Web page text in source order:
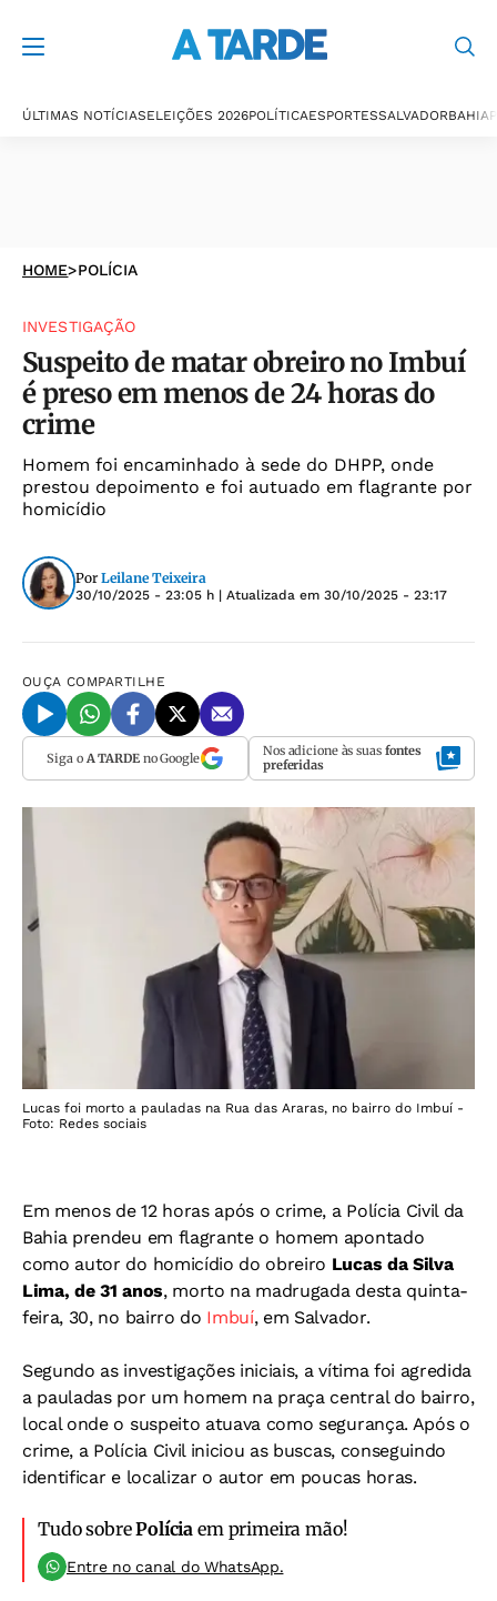
ÚLTIMAS NOTÍCIASELEIÇÕES 2026POLÍTICAESPORTESSALVADORBAHIA
HOME>POLÍCIA
INVESTIGAÇÃO
Suspeito de matar obreiro no Imbuí
é preso em menos de 24 horas do
crime
Homem foi encaminhado à sede do DHPP, onde
prestou depoimento e foi autuado em flagrante por
homicídio
Por Leilane Teixeira
30/10/2025 - 23:05 h | Atualizada em 30/10/2025 - 23:17
OUÇA COMPARTILHE
Siga o A TARDEno Google Nos adicione às suas fontes
preferidas
Lucas foi morto a pauladas na Rua das Araras, no bairro do Imbuí -
Foto: Redes sociais
Em menos de 12 horas após o crime, a Polícia Civil da
Bahia prendeu em flagrante o homem apontado
como autor do homicídio do obreiro Lucas da Silva
Lima, de 31 anos, morto na madrugada desta quinta-
feira, 30, no bairro do Imbuí, em Salvador.
Segundo as investigações iniciais, a vítima foi agredida
a pauladas por um homem na praça central do bairro,
local onde o suspeito atuava como segurança. Após o
crime, a Polícia Civil iniciou as buscas, conseguindo
identificar e localizar o autor em poucas horas.
Tudo sobrePolícia em primeira mão!
Entre no canal do WhatsApp.